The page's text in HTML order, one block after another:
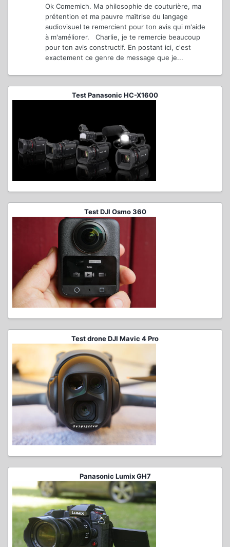
Ok Comemich. Ma philosophie de couturière, ma
prétention et ma pauvre maîtrise du langage
audiovisuel te remercient pour ton avis qui m'aide
à m'améliorer. Charlie, je te remercie beaucoup
pour ton avis constructif. En postant ici, c'est
exactement ce genre de message que je...
Test Panasonic HC-X1600
Test DJI Osmo 360
Test drone DJI Mavic 4 Pro
Panasonic Lumix GH7